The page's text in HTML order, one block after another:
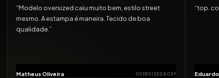
“Modelo oversized caiu muito bem, estilo street
mesmo. A estampa é maneira. Tecido de boa
qualidade.”
Matheus Oliveira OVERSIZED BOXY
“top.